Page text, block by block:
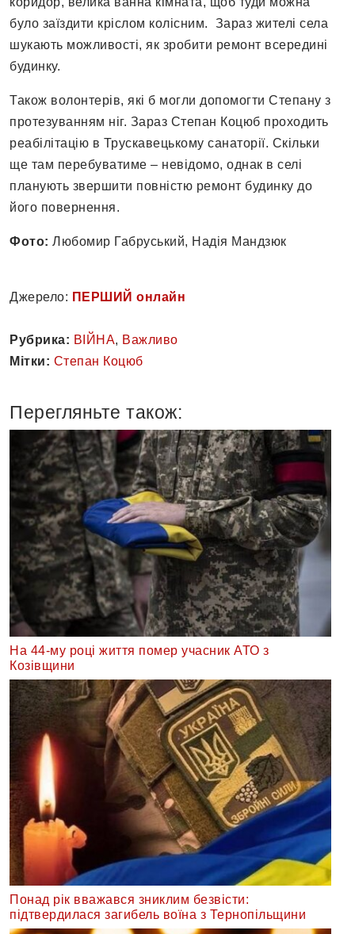
було заїздити кріслом колісним. Зараз жителі села
шукають можливості, як зробити ремонт всередині
будинку.
Також волонтерів, які б могли допомогти Степану з
протезуванням ніг. Зараз Степан Коцюб проходить
реабілітацію в Трускавецькому санаторії. Скільки
ще там перебуватиме – невідомо, однак в селі
планують звершити повністю ремонт будинку до
його повернення.
Фото: Любомир Габруський, Надія Мандзюк
Джерело: ПЕРШИЙ онлайн
Рубрика: ВІЙНА, Важливо
Мітки: Степан Коцюб
Перегляньте також:
На 44-му році життя помер учасник АТО з
Козівщини
Понад рік вважався зниклим безвісти:
підтвердилася загибель воїна з Тернопільщини